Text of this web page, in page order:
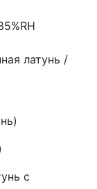
латунь /
с